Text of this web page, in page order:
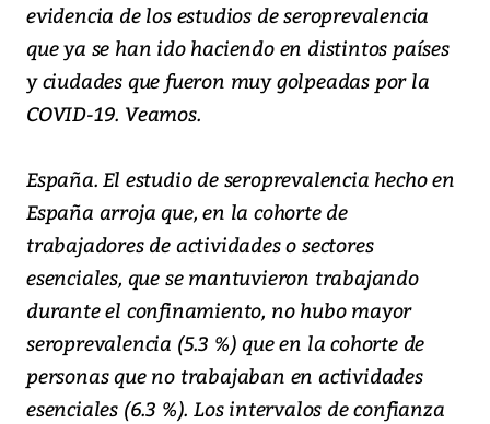
evidencia de los estudios de seroprevalencia
que ya se han ido haciendo en distintos países
y ciudades que fueron muy golpeadas por la
COVID-19. Veamos.
España. El estudio de seroprevalencia hecho en
España arroja que, en la cohorte de
trabajadores de actividades o sectores
esenciales, que se mantuvieron trabajando
durante el confinamiento, no hubo mayor
seroprevalencia (5.3 %) que en la cohorte de
personas que no trabajaban en actividades
esenciales (6.3 %). Los intervalos de confianza